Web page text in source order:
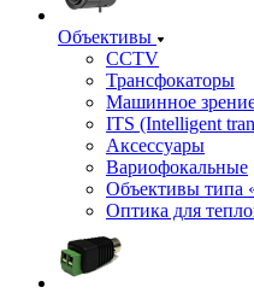
Объективы
CCTV
Трансфокаторы
Машинное
ITS (Intelligent
Аксессуары
Вариофокальные
Объективы типа
Оптика для